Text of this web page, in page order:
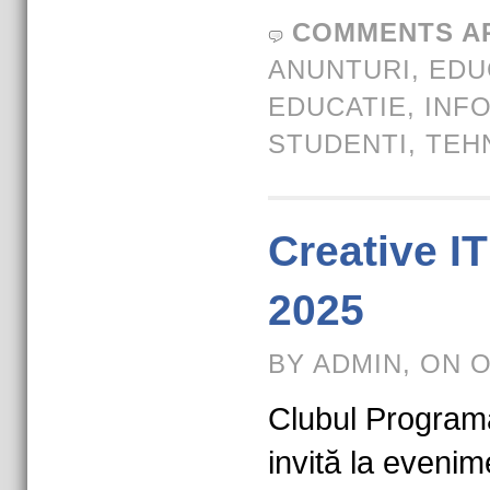
COMMENTS
ANUNTURI,
EDUCATIE,
STUDENTI,
Creative
2025
BY ADMIN, ON
Clubul
invită la